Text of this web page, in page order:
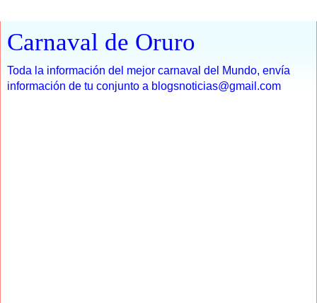
Carnaval de Oruro
Toda la información del mejor carnaval del Mundo, envía
información de tu conjunto a blogsnoticias@gmail.com